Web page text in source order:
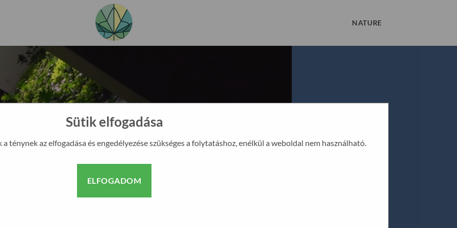
NATURE
Sütik elfogadása
ténynek az elfogadása és engedélyezése szükséges a folytatáshoz, enélkül a weboldal nem használható.
ELFOGADOM